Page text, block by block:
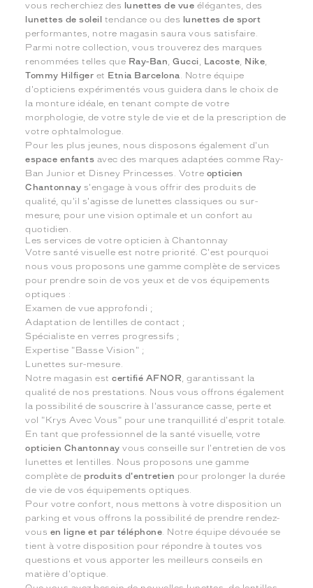
vous recherchiez des lunettes de vue élégantes, des
lunettes de soleil tendance ou des lunettes de sport
performantes, notre magasin saura vous satisfaire.
Parmi notre collection, vous trouverez des marques
renommées telles que Ray-Ban,Gucci, Lacoste, Nike,
Tommy Hilfiger et Etnia Barcelona. Notre équipe
d'opticiens expérimentés vous guidera dans le choix de
la monture idéale, en tenant compte de votre
morphologie, de votre style de vie et de la prescription de
votre ophtalmologue.
Pour les plus jeunes, nous disposons également d'un
espace enfants avec des marques adaptées comme Ray-
Ban Junior et Disney Princesses. Votre opticien
Chantonnay s'engage à vous offrir des produits de
qualité, qu'il s'agisse de lunettes classiques ou sur-
mesure, pour une vision optimale et un confort au
quotidien.
Les services de votre opticien à Chantonnay
Votre santé visuelle est notre priorité. C'est pourquoi
nous vous proposons une gamme complète de services
pour prendre soin de vos yeux et de vos équipements
optiques :
Examen de vue approfondi ;
Adaptation de lentilles de contact ;
Spécialiste en verres progressifs ;
Expertise "Basse Vision" ;
Lunettes sur-mesure.
Notre magasin estcertifié AFNOR, garantissant la
qualité de nos prestations. Nous vous offrons également
la possibilité de souscrire à l'assurance casse, perte et
vol "Krys Avec Vous" pour une tranquillité d'esprit totale.
En tant que professionnel de la santé visuelle, votre
opticien Chantonnay vous conseille sur l'entretien de vos
lunettes et lentilles. Nous proposons une gamme
complète de produits d'entretien pour prolonger la durée
de vie de vos équipements optiques.
Pour votre confort, nous mettons à votre disposition un
parking et vous offrons la possibilité de prendre rendez-
vous en ligne et par téléphone. Notre équipe dévouée se
tient à votre disposition pour répondre à toutes vos
questions et vous apporter les meilleurs conseils en
matière d'optique.